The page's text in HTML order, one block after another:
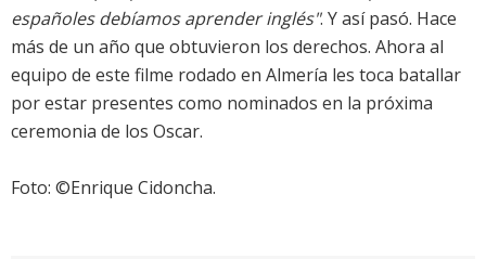
españoles debíamos aprender inglés". Y así pasó. Hace
más de un año que obtuvieron los derechos. Ahora al
equipo de este filme rodado en Almería les toca batallar
por estar presentes como nominados en la próxima
ceremonia de los Oscar.
Foto: ©Enrique Cidoncha.